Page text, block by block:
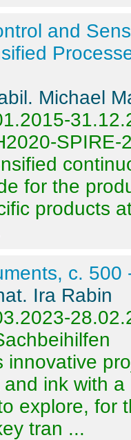
and
Michael
SPIRE-
for the
products
c. 500
Ira Rabin
innovative
ink with
explore, for
tran ...